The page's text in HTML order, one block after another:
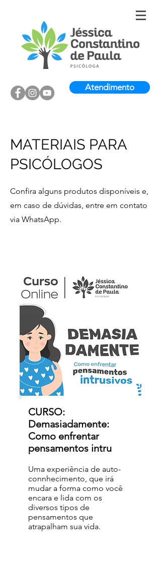
Atendimento
MATERIAIS PARA
PSICÓLOGOS
Confira alguns produtos disponíveis e,
em caso de dúvidas, entre em contato
via WhatsApp.
CURSO:
Demasiadamente:
Como enfrentar
pensamentos intru
Uma experiência de auto-
connhecimento, que irá
mudar a forma como você
encara e lida com os
diversos tipos de
pensamentos que
atrapalham sua vida.